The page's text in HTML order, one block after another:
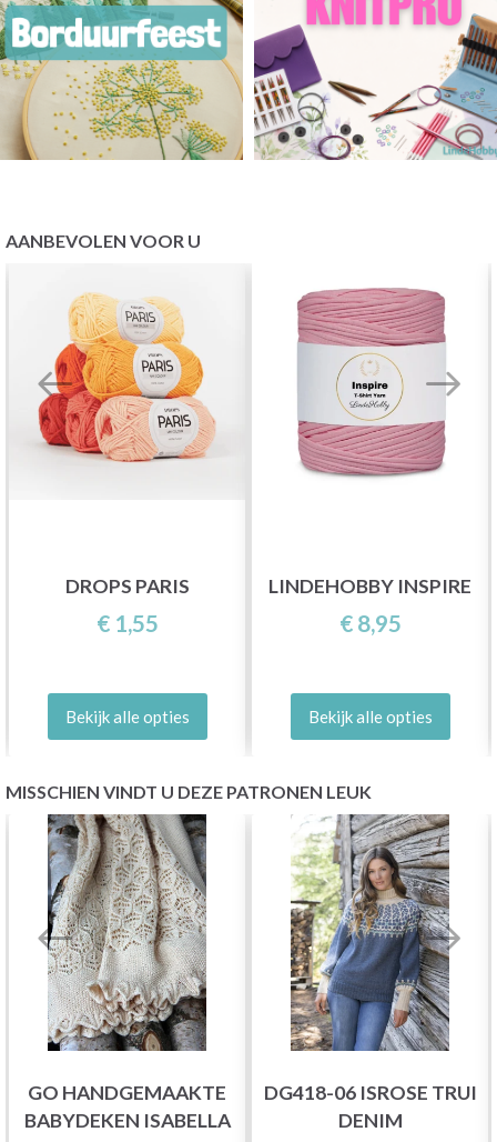
AANBEVOLEN VOOR U
DROPS PARIS
€ 1,55
Bekijk alle opties
LINDEHOBBY INSPIRE
€ 8,95
Bekijk alle opties
MISSCHIEN VINDT U DEZE PATRONEN LEUK
GO HANDGEMAAKTE
BABYDEKEN ISABELLA
DG418-06 ISROSE TRUI
DENIM